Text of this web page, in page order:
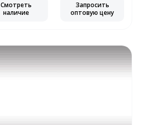
Смотреть
наличие
Запросить
оптовую цену